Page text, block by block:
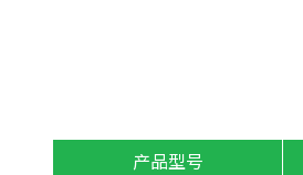
产品型号